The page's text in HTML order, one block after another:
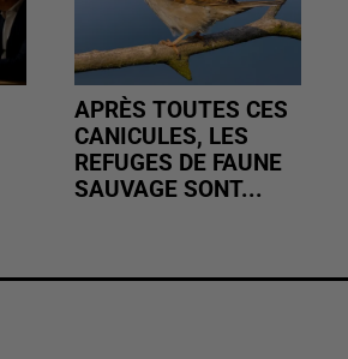
APRÈS TOUTES CES
CANICULES, LES
REFUGES DE FAUNE
SAUVAGE SONT...